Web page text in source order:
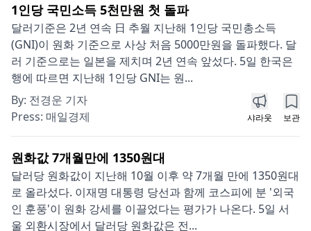
1인당 국민소득 5천만원 첫 돌파
달러기준은 2년 연속 日 추월 지난해 1인당 국민총소득
(GNI)이 원화 기준으로 사상 처음 5000만원을 돌파했다. 달
러 기준으로는 일본을 제치며 2년 연속 앞섰다. 5일 한국은
행에 따르면 지난해 1인당 GNI는 원...
By: 전경운 기자
Press: 매일경제 샤라웃 보관
원화값 7개월만에 1350원대
달러당 원화값이 지난해 10월 이후 약 7개월 만에 1350원대
로 올라섰다. 이재명 대통령 당선과 함께 코스피에 분 '외국
인 훈풍'이 원화 강세를 이끌었다는 평가가 나온다. 5일 서
울 외환시장에서 달러당 원화값은 전...